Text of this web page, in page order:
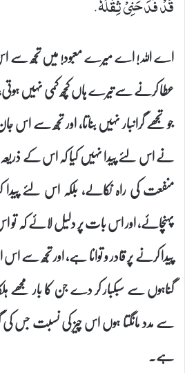
اے اللہ! اے میرے معبود! میں تجھ
عطا کرنے سے تیرے ہاں کچھ کمی نہیں ہوتی،
جو تجھے گرانبار نہیں بناتا، اور تجھ سے
نے اس لئے پیدا نہیں کیا کہ اس کے
منفعت کی راہ نکالے، بلکہ اس لئے پیدا
پہنچائے، اور اس بات پر دلیل لائے کہ
پیدا کرنے پر قادر و توانا ہے، اور تجھ سے
گناہوں سے سبکبار کر دے جن کا بار
سے مدد مانگتا ہوں اس چیز کی نسبت جس کی
ہے۔